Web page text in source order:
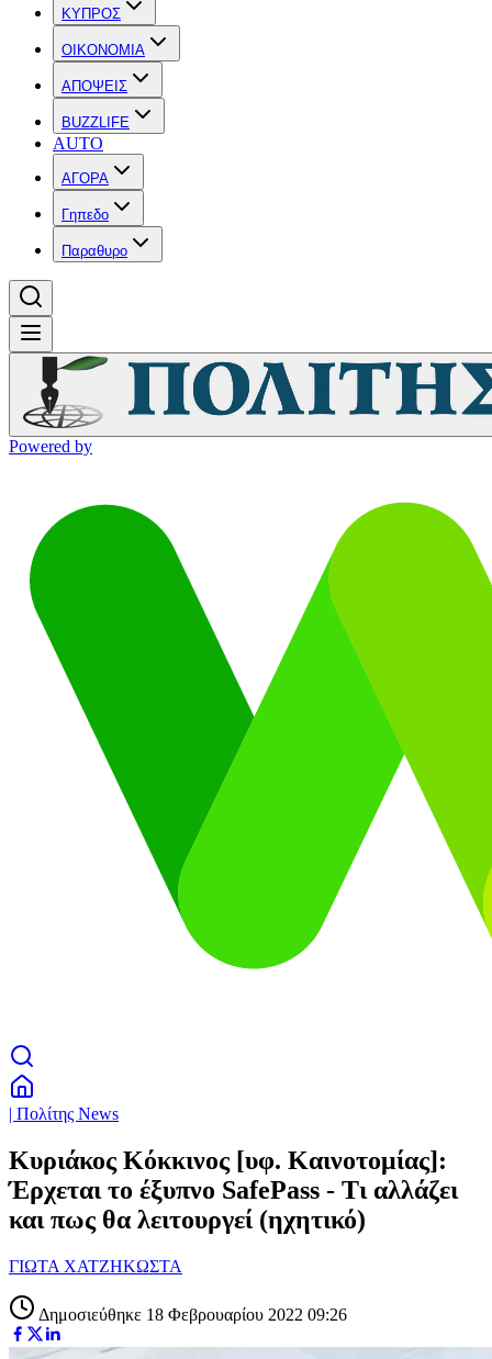
ΚΥΠΡΟΣ
OIKONOMIA
ΑΠΟΨΕΙΣ
BUZZLIFE
AUTO
ΑΓΟΡΑ
Γηπεδο
Παραθυρο
Powered by
| Πολίτης News
Κυριάκος Κόκκινος [υφ. Καινοτομίας]:
Έρχεται το έξυπνο SafePass - Τι αλλάζει
και πως θα λειτουργεί (ηχητικό)
ΓΙΩΤΑ ΧΑΤΖΗΚΩΣΤΑ
Δημοσιεύθηκε 18 Φεβρουαρίου 2022 09:26